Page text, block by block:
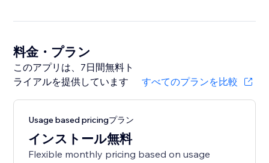
料金・プラン
このアプリは、7日間無料ト
ライアルを提供しています
すべてのプランを比較
Usage based pricingプラン
インストール無料
Flexible monthly pricing based on usage